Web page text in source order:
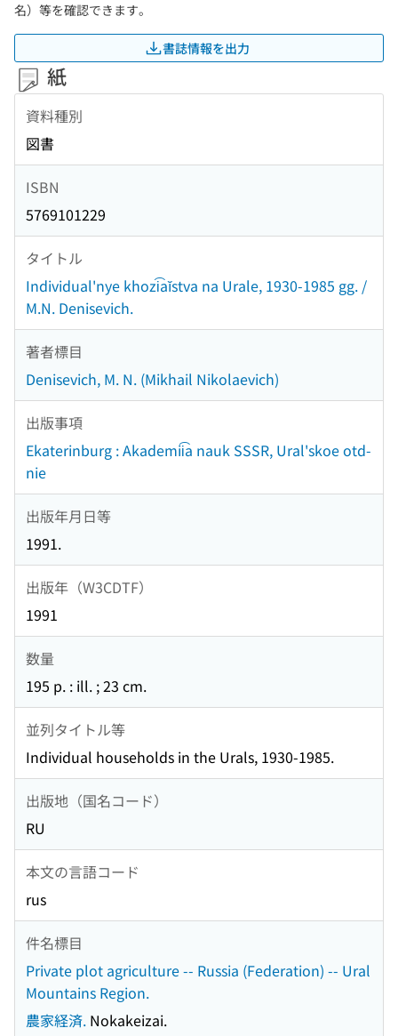
名）等を確認できます。
書誌情報を出力
紙
資料種別
図書
ISBN
5769101229
タイトル
Individual'nye khozi͡aĭstva na Urale, 1930-1985 gg. /
M.N. Denisevich.
著者標目
Denisevich, M. N. (Mikhail Nikolaevich)
出版事項
Ekaterinburg : Akademii͡a nauk SSSR, Ural'skoe otd-
nie
出版年月日等
1991.
出版年（W3CDTF）
1991
数量
195 p. : ill. ; 23 cm.
並列タイトル等
Individual households in the Urals, 1930-1985.
出版地（国名コード）
RU
本文の言語コード
rus
件名標目
Private plot agriculture -- Russia (Federation) -- Ural
Mountains Region.
農家経済. Nokakeizai.